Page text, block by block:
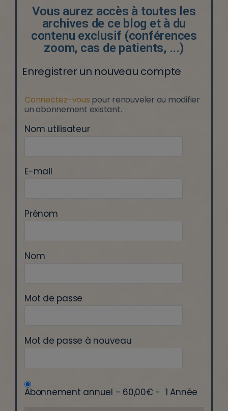
Vous aurez accès à toutes les
archives de ce blog et à du
contenu exclusif (conférences
zoom, cas de patients, ...)
Enregistrer un nouveau compte
Connectez-vous pour renouveler ou modifier
un abonnement existant.
Nom utilisateur
E-mail
Prénom
Nom
Mot de passe
Mot de passe à nouveau
Abonnement annuel - 60,00€ - 1 Année